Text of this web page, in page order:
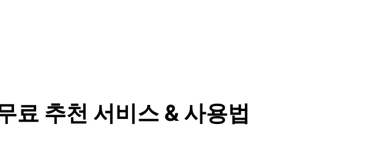
료 추천 서비스 & 사용법